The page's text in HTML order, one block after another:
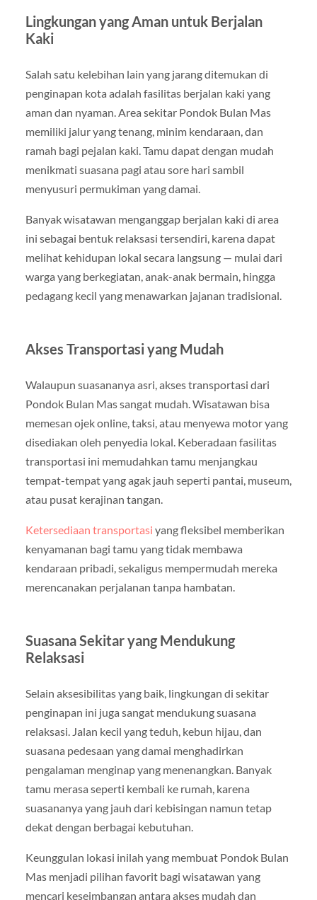
Lingkungan yang Aman untuk Berjalan
Kaki
Salah satu kelebihan lain yang jarang ditemukan di
penginapan kota adalah fasilitas berjalan kaki yang
aman dan nyaman. Area sekitar Pondok Bulan Mas
memiliki jalur yang tenang, minim kendaraan, dan
ramah bagi pejalan kaki. Tamu dapat dengan mudah
menikmati suasana pagi atau sore hari sambil
menyusuri permukiman yang damai.
Banyak wisatawan menganggap berjalan kaki di area
ini sebagai bentuk relaksasi tersendiri, karena dapat
melihat kehidupan lokal secara langsung — mulai dari
warga yang berkegiatan, anak-anak bermain, hingga
pedagang kecil yang menawarkan jajanan tradisional.
Akses Transportasi yang Mudah
Walaupun suasananya asri, akses transportasi dari
Pondok Bulan Mas sangat mudah. Wisatawan bisa
memesan ojek online, taksi, atau menyewa motor yang
disediakan oleh penyedia lokal. Keberadaan fasilitas
transportasi ini memudahkan tamu menjangkau
tempat-tempat yang agak jauh seperti pantai, museum,
atau pusat kerajinan tangan.
Ketersediaan transportasi yang fleksibel memberikan
kenyamanan bagi tamu yang tidak membawa
kendaraan pribadi, sekaligus mempermudah mereka
merencanakan perjalanan tanpa hambatan.
Suasana Sekitar yang Mendukung
Relaksasi
Selain aksesibilitas yang baik, lingkungan di sekitar
penginapan ini juga sangat mendukung suasana
relaksasi. Jalan kecil yang teduh, kebun hijau, dan
suasana pedesaan yang damai menghadirkan
pengalaman menginap yang menenangkan. Banyak
tamu merasa seperti kembali ke rumah, karena
suasananya yang jauh dari kebisingan namun tetap
dekat dengan berbagai kebutuhan.
Keunggulan lokasi inilah yang membuat Pondok Bulan
Mas menjadi pilihan favorit bagi wisatawan yang
mencari keseimbangan antara akses mudah dan